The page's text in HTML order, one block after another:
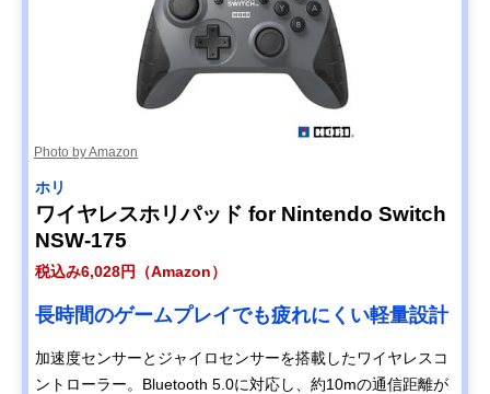
Photo by Amazon
ホリ
ワイヤレスホリパッド for Nintendo Switch
NSW-175
税込み6,028円（Amazon）
長時間のゲームプレイでも疲れにくい軽量設計
加速度センサーとジャイロセンサーを搭載したワイヤレスコ
ントローラー。Bluetooth 5.0に対応し、約10mの通信距離が